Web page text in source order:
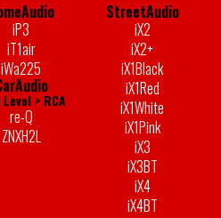
iP3
iT1air
iWa225
> RCA
re-Q
ZNXH2L
StreetAudio
iX2
iX2+
iX1Black
iX1Red
iX1White
iX1Pink
iX3
iX3BT
iX4
iX4BT